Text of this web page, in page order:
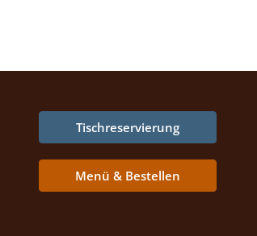
Tischreservierung
Menü & Bestellen